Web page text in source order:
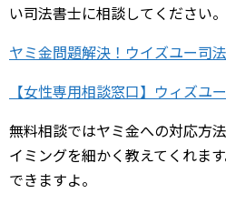
い司法書士に相談してください。
ヤミ金問題解決！ウイズユー司
【女性専用相談窓口】ウィズユ
無料相談ではヤミ金への対応方
イミングを細かく教えてくれま
できますよ。